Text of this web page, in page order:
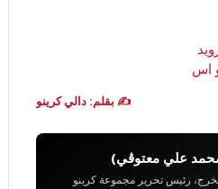
✍️ بقلم: دالي كرينو
علي معتوڨي)
رئيس تحرير مجموعة كرينو